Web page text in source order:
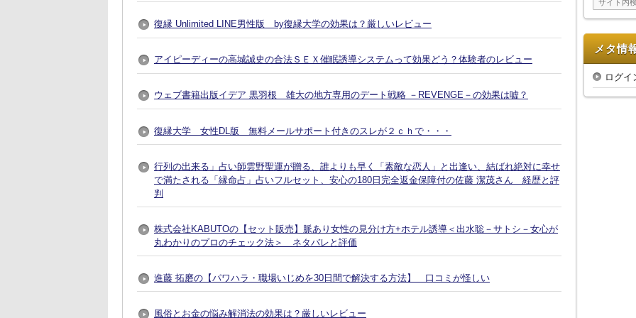
復縁 Unlimited LINE男性版 by復縁大学の効果は？厳しいレビュー
アイピーディーの高城誠史の合法ＳＥＸ催眠誘導システムって効果どう？体験者のレビュー
ウェブ書籍出版イデア 黒羽根 雄大の地方専用のデート戦略 －REVENGE－の効果は嘘？
復縁大学 女性DL版 無料メールサポート付きのスレが２ｃｈで・・・
行列の出来る」占い師雲野聖運が贈る、誰よりも早く「素敵な恋人」と出逢い、結ばれ絶対に幸せ
で満たされる「縁命占」占いフルセット、安心の180日完全返金保障付の佐藤 潔茂さん 経歴と評
判
株式会社KABUTOの【セット販売】脈あり女性の見分け方+ホテル誘導＜出水聡－サトシ－女心が
丸わかりのプロのチェック法＞ ネタバレと評価
進藤 拓磨の【パワハラ・職場いじめを30日間で解決する方法】 口コミが怪しい
風俗とお金の悩み解消法の効果は？厳しいレビュー
ブ
メタ情
ログイ